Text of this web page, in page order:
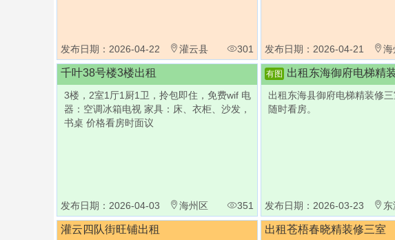
发布日期：2026-04-22 灌云县 301 发布日期：2026-04-21 海
千叶38号楼3楼出租
3楼，2室1厅1厨1卫，拎包即住，免费wif 电
器：空调冰箱电视 家具：床、衣柜、沙发，
书桌 价格看房时面议
发布日期：2026-04-03 海州区 351
有图 出租东海御府电梯精
出租东海县御府电梯精装修三
随时看房。
发布日期：2026-03-23
灌云四队街旺铺出租 出租苍梧春晓精装修三室